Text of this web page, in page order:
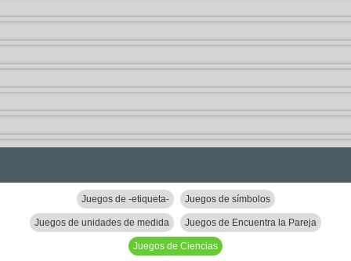
Juegos de -etiqueta- Juegos de símbolos
Juegos de unidades de medida Juegos de Encuentra la Pareja
Juegos de Ciencias